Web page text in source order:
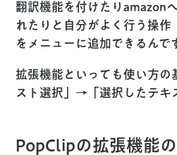
翻訳機能を付けたりamazon
れたりと自分がよく行う操作
をメニューに追加できるんで
拡張機能といっても使い方の
スト選択」→「選択したテキ
PopClipの拡張機能